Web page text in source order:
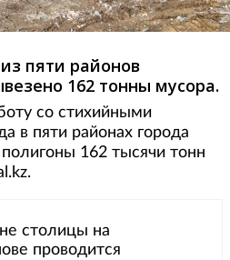
пяти районов
162 тонны мусора.
со стихийными
в пяти районах города
162 тысячи тонн
столицы на
проводится